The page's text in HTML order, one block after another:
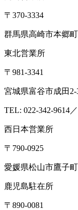
会社概要
情報
食品検査 畜産検
ルティング 動物用
質問・相談をする
ディア情報
ットのペットフード
商取引に基づく表示
本 社